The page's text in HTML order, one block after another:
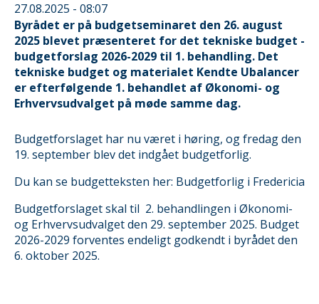
27.08.2025 - 08:07
Byrådet er på budgetseminaret den 26. august
2025 blevet præsenteret for det tekniske budget -
budgetforslag 2026-2029 til 1. behandling. Det
tekniske budget og materialet Kendte Ubalancer
er efterfølgende 1. behandlet af Økonomi- og
Erhvervsudvalget på møde samme dag.
Budgetforslaget har nu været i høring, og fredag den
19. september blev det indgået budgetforlig.
Du kan se budgetteksten her: Budgetforlig i Fredericia
Budgetforslaget skal til 2. behandlingen i Økonomi-
og Erhvervsudvalget den 29. september 2025. Budget
2026-2029 forventes endeligt godkendt i byrådet den
6. oktober 2025.